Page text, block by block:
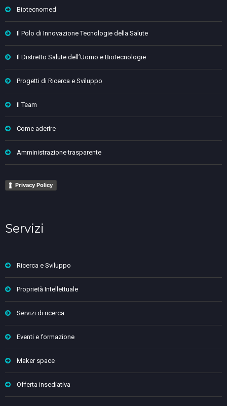
Biotecnomed
Il Polo di Innovazione Tecnologie della Salute
Il Distretto Salute dell’Uomo e Biotecnologie
Progetti di Ricerca e Sviluppo
Il Team
Come aderire
Amministrazione trasparente
Privacy Policy
Servizi
Ricerca e Sviluppo
Proprietà Intellettuale
Servizi di ricerca
Eventi e formazione
Maker space
Offerta insediativa